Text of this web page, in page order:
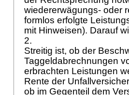
wiedererwägungs- oder
formlos erfolgte
mit Hinweisen). Darauf
2.
Streitig ist, ob der
Taggeldabrechnungen
erbrachten Leistungen
Rente der
ob im Gegenteil dem